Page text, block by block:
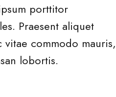
porttitor
Praesent aliquet
commodo mauris,
lobortis.